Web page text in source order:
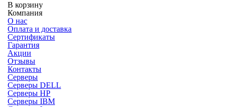
В корзину
Компания
О нас
Оплата и доставка
Сертификаты
Гарантия
Акции
Отзывы
Контакты
Серверы
Серверы DELL
Серверы HP
Серверы IBM